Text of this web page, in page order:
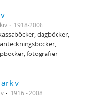
1918-2008
dagböcker,
fotografier
1916 - 2008